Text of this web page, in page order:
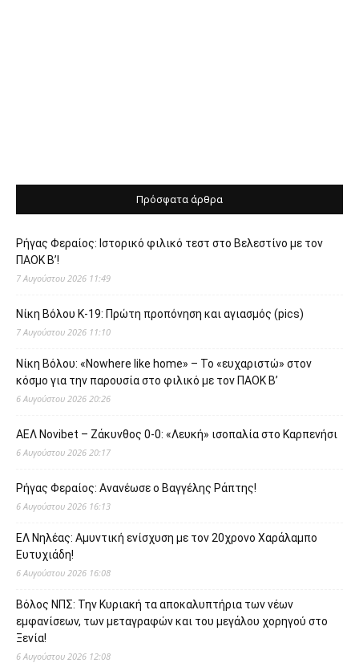
Πρόσφατα άρθρα
Ρήγας Φεραίος: Ιστορικό φιλικό τεστ στο Βελεστίνο με τον
ΠΑΟΚ Β’!
7 Αυγούστου 2026 11:49
Νίκη Βόλου Κ-19: Πρώτη προπόνηση και αγιασμός (pics)
7 Αυγούστου 2026 11:10
Νίκη Βόλου: «Nowhere like home» – Το «ευχαριστώ» στον
κόσμο για την παρουσία στο φιλικό με τον ΠΑΟΚ Β’
6 Αυγούστου 2026 20:26
ΑΕΛ Novibet – Ζάκυνθος 0-0: «Λευκή» ισοπαλία στο Καρπενήσι
6 Αυγούστου 2026 20:17
Ρήγας Φεραίος: Ανανέωσε ο Βαγγέλης Ράπτης!
6 Αυγούστου 2026 16:13
ΕΛ Νηλέας: Αμυντική ενίσχυση με τον 20χρονο Χαράλαμπο
Ευτυχιάδη!
6 Αυγούστου 2026 16:08
Βόλος ΝΠΣ: Την Κυριακή τα αποκαλυπτήρια των νέων
εμφανίσεων, των μεταγραφών και του μεγάλου χορηγού στο
Ξενία!
6 Αυγούστου 2026 12:08